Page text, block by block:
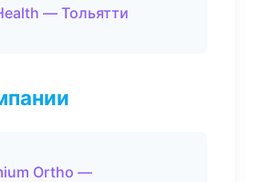
— Тольятти
Ortho —